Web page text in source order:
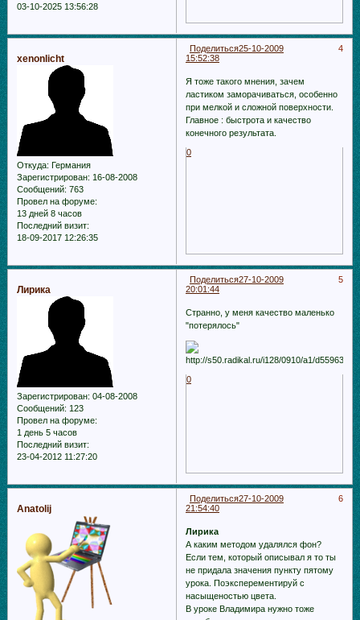
03-10-2025 13:56:28
Поделиться 4
25-10-2009
15:52:38
xenonlicht
Откуда: Германия
Зарегистрирован: 16-08-2008
Сообщений: 763
Провел на форуме:
13 дней 8 часов
Последний визит:
18-09-2017 12:26:35
Я тоже такого мнения, зачем
ластиком заморачиваться, особенно
при мелкой и сложной поверхности.
Главное : быстрота и качество
конечного результата.
0
Поделиться 5
27-10-2009
20:01:44
Лирика
Зарегистрирован: 04-08-2008
Сообщений: 123
Провел на форуме:
1 день 5 часов
Последний визит:
23-04-2012 11:27:20
Странно, у меня качество маленько
"потерялось"
0
Поделиться 6
27-10-2009
21:54:40
Anatolij
Лирика
А каким методом удалялся фон?
Если тем, который описывал я то ты
не придала значения пункту пятому
урока. Поэксперементируй с
насыщеностью цвета.
В уроке Владимира нужно тоже